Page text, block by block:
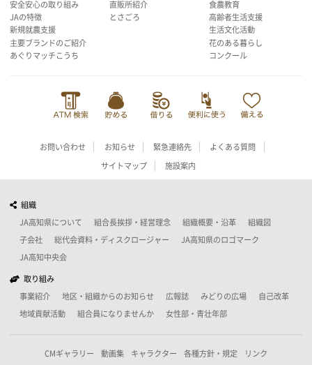
安全安心の取り組み
JAの特徴
新規就農支援
主要ブランドのご紹介
あぐりマッチこうち
直販所紹介
とさごろ
食農教育
高齢者生活支援
生活文化活動
花のある暮らし
コンクール
お問い合わせ お知らせ 緊急連絡先 よくある質問
サイトマップ 施設案内
組織
JA高知県について 組合長挨拶・経営理念 組織概要・沿革 組織図
子会社 総代会資料・ディスクロージャー JA高知県のロゴマーク
JA高知中央会
取り組み
事業紹介 地区・組織からのお知らせ 広報誌 みどりの広場 自己改革
地域貢献活動 組合員になりませんか 女性部・青壮年部
CMギャラリー 動画集 キャラクター 各種方針・規定 リンク